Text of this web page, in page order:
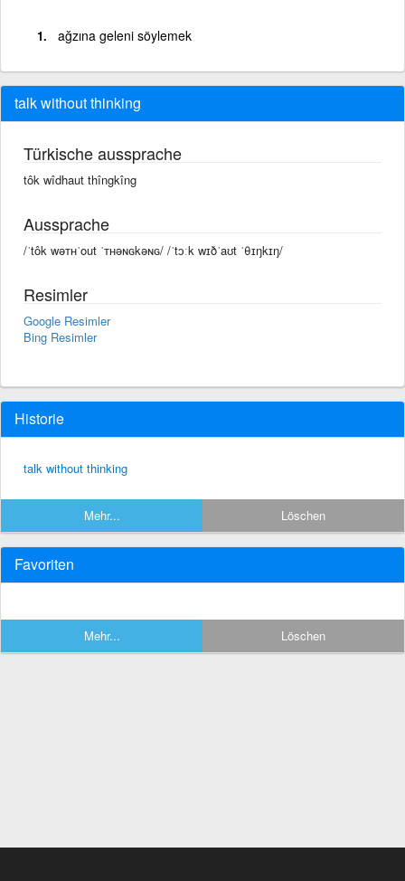
ağzına geleni söylemek
talk without thinking
Türkische aussprache
tôk wîdhaut thîngkîng
Aussprache
/ˈtôk wəᴛʜˈout ˈᴛʜəɴɢkəɴɢ/ /ˈtɔːk wɪðˈaʊt ˈθɪŋkɪŋ/
Resimler
Google Resimler
Bing Resimler
Historie
talk without thinking
Mehr... Löschen
Favoriten
Mehr... Löschen